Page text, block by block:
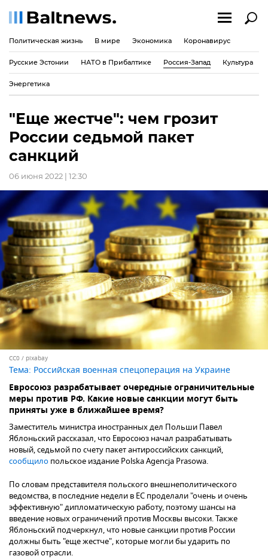
Политическая жизнь В мире Экономика Коронавирус
Русские Эстонии НАТО в Прибалтике Россия-Запад Культура
Энергетика
"Еще жестче": чем грозит
России седьмой пакет
санкций
06 июня 2022 | 12:30
CC0 / pixabay
Тема: Российская военная спецоперация на Украине
Евросоюз разрабатывает очередные ограничительные
меры против РФ. Какие новые санкции могут быть
приняты уже в ближайшее время?
Заместитель министра иностранных дел Польши Павел
Яблоньский рассказал, что Евросоюз начал разрабатывать
новый, седьмой по счету пакет антироссийских санкций,
сообщило польское издание Polska Agencja Prasowa.
По словам представителя польского внешнеполитического
ведомства, в последние недели в ЕС проделали "очень и очень
эффективную" дипломатическую работу, поэтому шансы на
введение новых ограничений против Москвы высоки. Также
Яблоньский подчеркнул, что новые санкции против России
должны быть "еще жестче", которые могли бы ударить по
газовой отрасли.